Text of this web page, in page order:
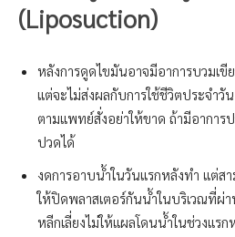
(Liposuction)
หลังการดูดไขมันอาจมีอาการบวมเ
แต่จะไม่ส่งผลกับการใช้ชีวิตประจำ
ตามแพทย์สั่งอย่าให้ขาด ถ้ามีอาการ
ปวดได้
งดการอาบน้ำในวันแรกหลังทำ แต่ส
ให้ปิดพลาสเตอร์กันน้ำในบริเวณที่ผ่
หลีกเลี่ยงไม่ให้แผลโดนน้ำในช่วงแร